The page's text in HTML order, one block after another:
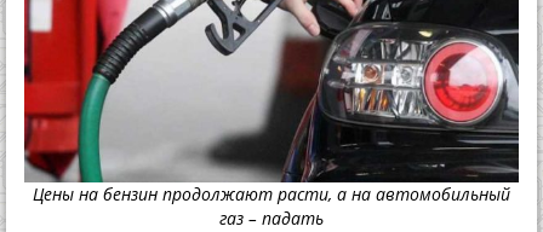
Цены на бензин продолжают расти, а на автомобильный
газ – падать